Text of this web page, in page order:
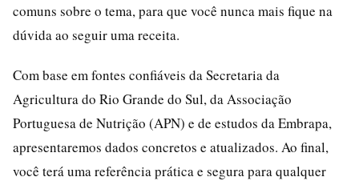
comuns sobre o tema, para que você nunca mais fique na
dúvida ao seguir uma receita.
Com base em fontes confiáveis da Secretaria da
Agricultura do Rio Grande do Sul, da Associação
Portuguesa de Nutrição (APN) e de estudos da Embrapa,
apresentaremos dados concretos e atualizados. Ao final,
você terá uma referência prática e segura para qualquer